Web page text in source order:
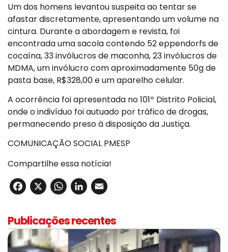
Um dos homens levantou suspeita ao tentar se
afastar discretamente, apresentando um volume na
cintura. Durante a abordagem e revista, foi
encontrada uma sacola contendo 52 eppendorfs de
cocaína, 33 invólucros de maconha, 23 invólucros de
MDMA, um invólucro com aproximadamente 50g de
pasta base, R$328,00 e um aparelho celular.
A ocorrência foi apresentada no 101º Distrito Policial,
onde o indivíduo foi autuado por tráfico de drogas,
permanecendo preso à disposição da Justiça.
COMUNICAÇÃO SOCIAL PMESP
Compartilhe essa notícia!
Facebook
X WhatsApp
LinkedIn
Publicações recentes